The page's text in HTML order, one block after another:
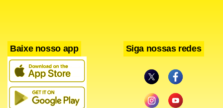
Baixe nosso app Siga nossas redes